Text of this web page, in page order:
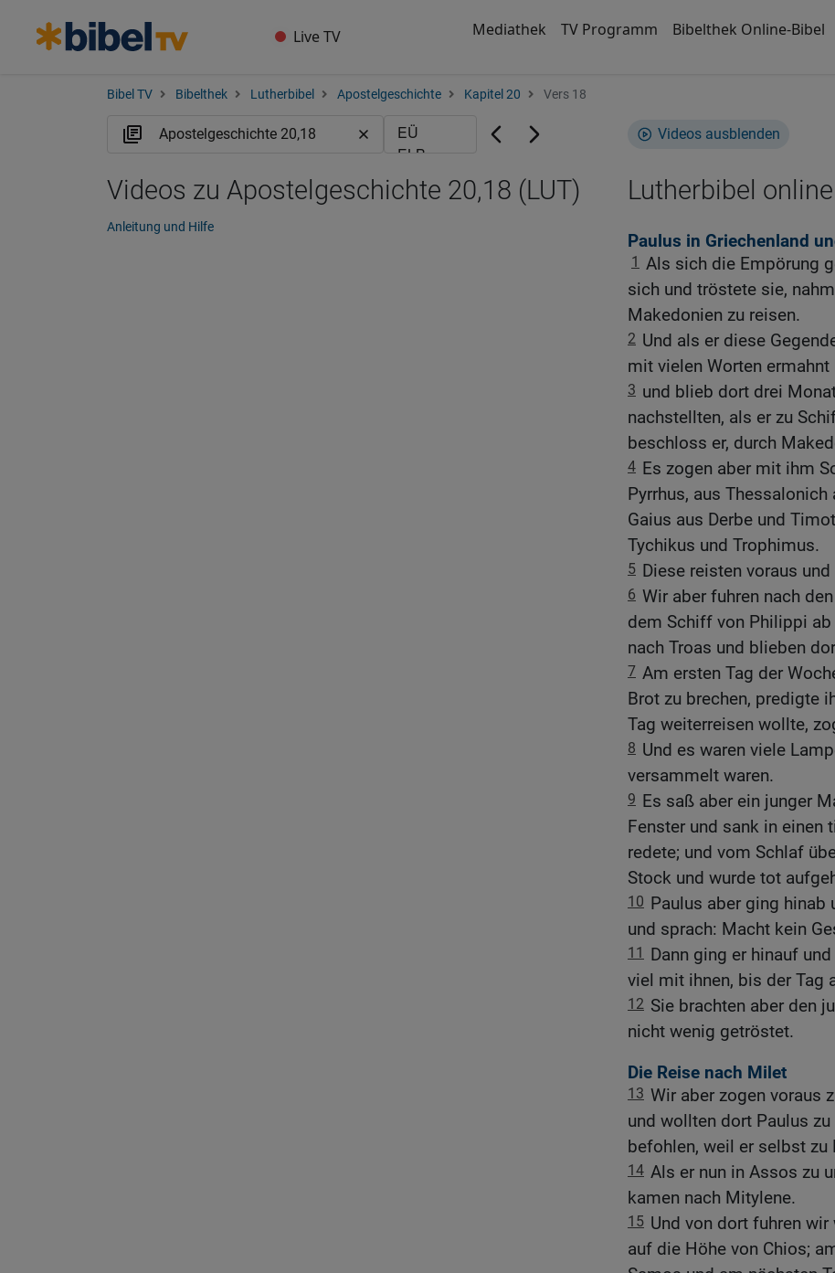
Live TV Mediathek TV Programm Bibelthek Online-Bibel
Bibel TV Bibelthek Lutherbibel Apostelgeschichte Kapitel 20 Vers 18
Videos ausblenden
Lutherbibel
Paulus in Griechenland
1 Als sich die Empörung
sich und tröstete sie,
Makedonien zu reisen.
2 Und als er diese
mit vielen Worten
3 und blieb dort drei
nachstellten, als er zu
beschloss er, durch
4 Es zogen aber mit ihm
Pyrrhus, aus
Gaius aus Derbe und
Tychikus und Trophimus.
5 Diese reisten voraus
6 Wir aber fuhren nach
dem Schiff von Philippi
nach Troas und blieben
7 Am ersten Tag der
Brot zu brechen, predigte
Tag weiterreisen wollte,
8 Und es waren viele
versammelt waren.
9 Es saß aber ein junger
Fenster und sank in einen
redete; und vom Schlaf
Stock und wurde tot
10 Paulus aber ging hinab
und sprach: Macht kein
11
Dann ging er hinauf
viel mit ihnen, bis der Tag
12 Sie brachten aber den
nicht wenig getröstet.
Die Reise nach Milet
13 Wir aber zogen voraus
und wollten dort Paulus
befohlen, weil er selbst zu
14 Als er nun in Assos zu
kamen nach Mitylene.
15 Und von dort fuhren
auf die Höhe von Chios;
Videos zu Apostelgeschichte 20,18 (LUT)
Anleitung und Hilfe